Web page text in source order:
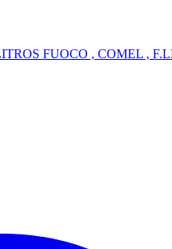
FUOCO , COMEL ,